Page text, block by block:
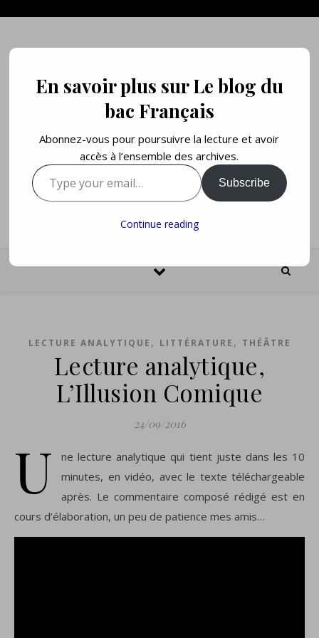
L'École Française en ligne / The Online French School
LECTURE ANALYTIQUE , LITTÉRATURE , THÉÂTRE
Lecture analytique,
L’Illusion Comique
24/09/2016
U
ne lecture analytique qui tient juste dans les 10
minutes, en vidéo, avec le texte téléchargeable
après. Le commentaire composé rédigé est en
cours d’élaboration, un peu de patience mes amis…
En savoir plus sur Le blog du
bac Français
Abonnez-vous pour poursuivre la lecture et avoir
accès à l’ensemble des archives.
Type your email…
Subscribe
Continue reading